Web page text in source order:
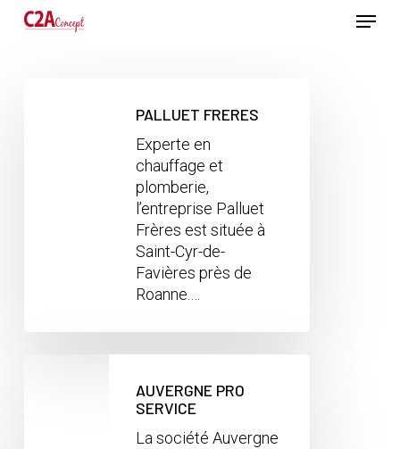
Passer
Menu
PALLUET FRERES
Experte en
chauffage et
plomberie,
l’entreprise Palluet
Frères est située à
Saint-Cyr-de-
Favières près de
Roanne.…
AUVERGNE PRO
SERVICE
La société Auvergne